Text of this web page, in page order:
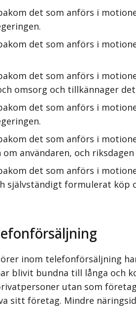
det som anförs i
det som anförs i
det som anförs i
omsorg och tillkännager
det som anförs i
det som anförs i
användaren, och
det som anförs i
självständigt formulerat köp
inom telefonförsäljning
blivit bundna till långa och
utan som
sitt företag. Mindre